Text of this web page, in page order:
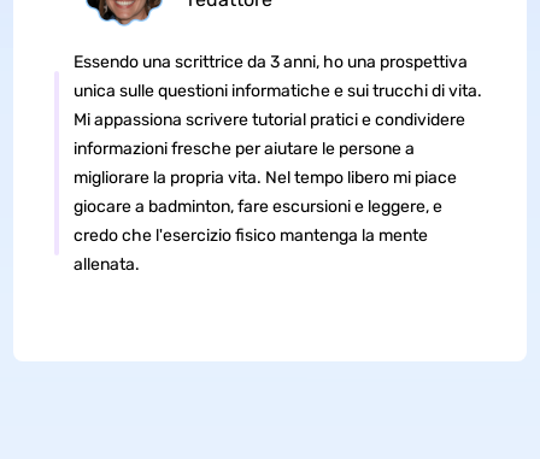
Essendo una scrittrice da 3 anni, ho una prospettiva
unica sulle questioni informatiche e sui trucchi di vita.
Mi appassiona scrivere tutorial pratici e condividere
informazioni fresche per aiutare le persone a
migliorare la propria vita. Nel tempo libero mi piace
giocare a badminton, fare escursioni e leggere, e
credo che l'esercizio fisico mantenga la mente
allenata.